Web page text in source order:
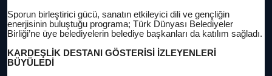
Sporun birleştirici gücü, sanatın etkileyici dili ve gençliğin
enerjisinin buluştuğu programa; Türk Dünyası Belediyeler
Birliği’ne üye belediyelerin belediye başkanları da katılım sağladı.
KARDEŞLİK DESTANI GÖSTERİSİ İZLEYENLERİ
BÜYÜLEDİ